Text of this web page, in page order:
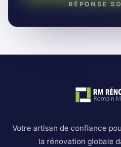
RÉPONSE
Votre artisan de confiance
la rénovation globale